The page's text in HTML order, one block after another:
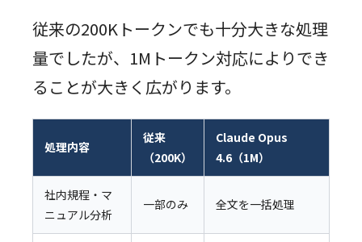
従来の200Kトークンでも十分大きな処理
量でしたが、1Mトークン対応によりでき
ることが大きく広がります。
処理内容
従来
（200K）
Claude Opus
4.6（1M）
社内規程・マ
ニュアル分析
一部のみ 全文を一括処理